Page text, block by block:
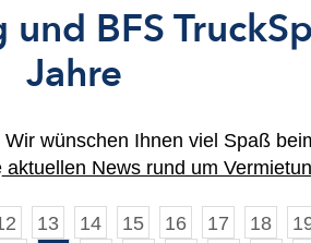
BFS
Jahre
wünschen Ihnen viel Spaß
aktuellen News rund um
13 14 15 16 17 18